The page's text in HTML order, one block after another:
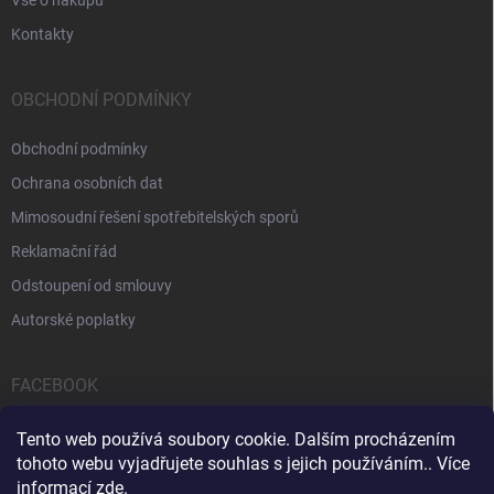
Tento web používá soubory cookie. Dalším procházením
tohoto webu vyjadřujete souhlas s jejich používáním.. Více
informací zde.
Kontakty
OBCHODNÍ PODMÍNKY
Obchodní podmínky
Ochrana osobních dat
Mimosoudní řešení spotřebitelských sporů
Reklamační řád
Odstoupení od smlouvy
Autorské poplatky
FACEBOOK